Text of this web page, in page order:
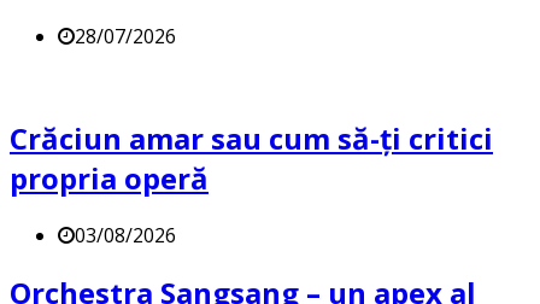
28/07/2026
Crăciun amar sau cum să-ți critici
propria operă
03/08/2026
Orchestra Sangsang – un apex al